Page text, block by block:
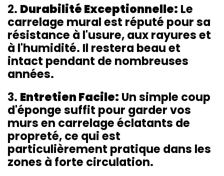
2. Durabilité Exceptionnelle: Le
carrelage mural est réputé pour sa
résistance à l'usure, aux rayures et
à l'humidité. Il restera beau et
intact pendant de nombreuses
années.
3. Entretien Facile: Un simple coup
d'éponge suffit pour garder vos
murs en carrelage éclatants de
propreté, ce qui est
particulièrement pratique dans les
zones à forte circulation.